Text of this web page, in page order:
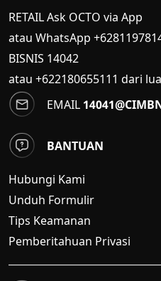
RETAIL Ask OCTO via App
atau WhatsApp
BISNIS 14042
atau +622180655111 dari
EMAIL
BANTUAN
Hubungi Kami
Unduh Formulir
Tips Keamanan
Pemberitahuan Privasi